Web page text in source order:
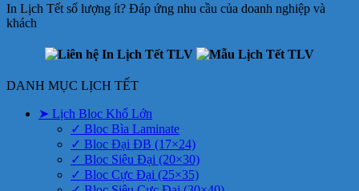
In Lịch Tết số lượng ít? Đáp ứng nhu cầu của doanh nghiệp và
khách
DANH MỤC LỊCH TẾT
➤ Lịch Bloc Khổ Lớn
✓ Bloc Bìa Laminate
✓ Bloc Đại ĐB (17×24)
✓ Bloc Siêu Đại (20×30)
✓ Bloc Cực Đại (25×35)